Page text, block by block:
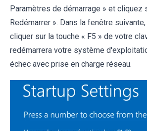
Paramètres de démarrage » et cliquez
Redémarrer ». Dans la fenêtre
cliquer sur la touche « F5 » de votre
redémarrera votre système
échec avec prise en charge réseau.